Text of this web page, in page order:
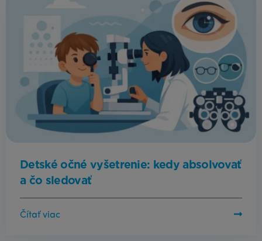
Detské očné vyšetrenie: kedy absolvovať
a čo sledovať
Čítať viac